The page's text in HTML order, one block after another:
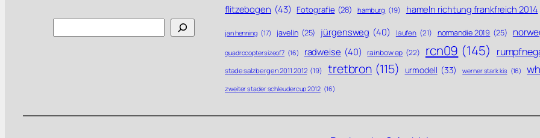
flitzebogen (43) Fotografie (28) hamburg (19) hameln richtung frankfreich 2014
jan henning (17) javelin (25) jürgensweg (40) laufen (21) normandie 2019 (25)
quadrocoptersizeof7 (16) radweise (40) rainbow ep (22) rcn09 (145)
stade salzbergen 2011 2012 (19) tretbron (115) urmodell (33) werner stark kis (16)
zweiter stader schleudercup 2012 (16)